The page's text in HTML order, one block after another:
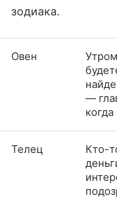
зодиака.
Овен
—
Телец
Кто-